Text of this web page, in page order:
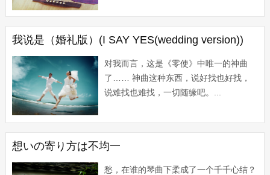
己沐浴在清凉纯净的音乐的湛...
我说是（婚礼版）(I SAY YES(wedding version))
对我而言，这是《零使》中唯一的神曲
了…… 神曲这种东西，说好找也好找，
说难找也难找，一切随缘吧。...
想いの寄り方は不均一
愁，在谁的琴曲下柔成了一个千千心结？